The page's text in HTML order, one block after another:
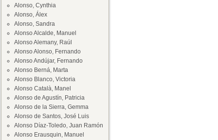
Alonso, Cynthia
Alonso, Álex
Alonso, Sandra
Alonso Alcalde, Manuel
Alonso Alemany, Raúl
Alonso Alonso, Fernando
Alonso Andújar, Fernando
Alonso Berná, Marta
Alonso Blanco, Victoria
Alonso Català, Manel
Alonso de Agustín, Patricia
Alonso de la Sierra, Gemma
Alonso de Santos, José Luis
Alonso Díaz-Toledo, Juan Ramón
Alonso Erausquin, Manuel